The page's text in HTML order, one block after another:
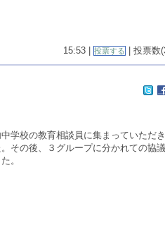
15:53 | 投票する | 投票数
学校の教育相談員に集まっていただ
その後、３グループに分かれての協
。